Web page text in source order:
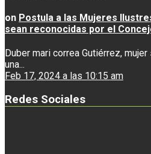
on Postula a las Mujeres
sean reconocidas por el
Duber mari correa Gutiérrez,
una...
Feb 17, 2024 a las 10:15 am
Redes Sociales